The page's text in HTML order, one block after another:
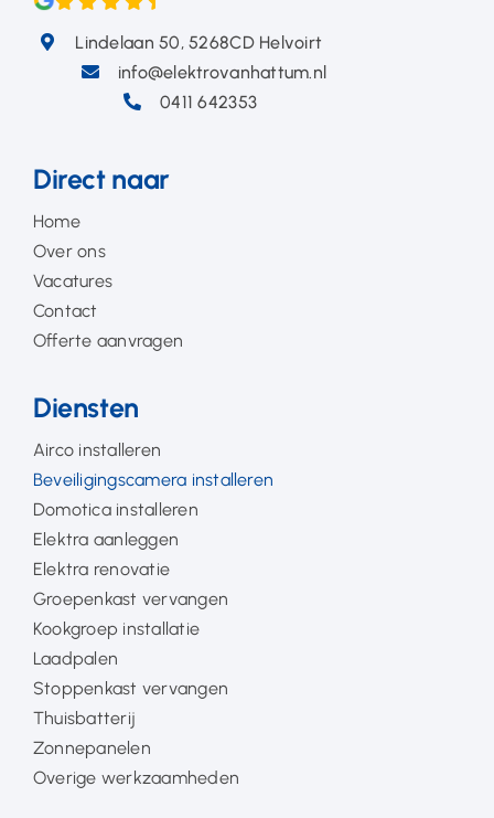
Lindelaan 50, 5268CD Helvoirt
info@elektrovanhattum.nl
0411 642353
Direct naar
Home
Over ons
Vacatures
Contact
Offerte aanvragen
Diensten
Airco installeren
Beveiligingscamera installeren
Domotica installeren
Elektra aanleggen
Elektra renovatie
Groepenkast vervangen
Kookgroep installatie
Laadpalen
Stoppenkast vervangen
Thuisbatterij
Zonnepanelen
Overige werkzaamheden